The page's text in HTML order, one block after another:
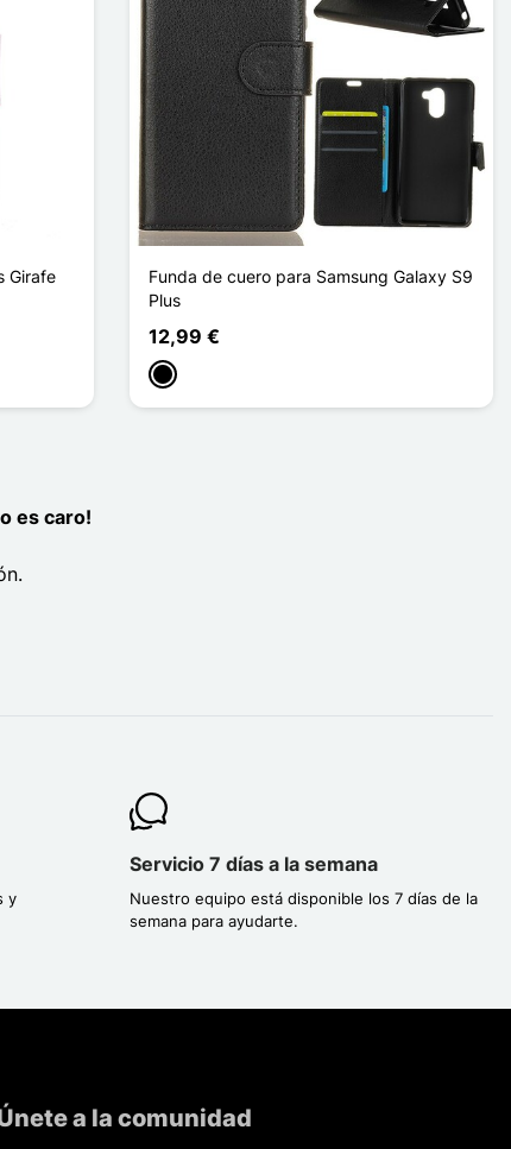
Girafe
Funda de cuero para Samsung Galaxy S9
Plus
12,99 €
Negro
es caro!
y
Servicio 7 días a la semana
Nuestro equipo está disponible los 7 días de la
semana para ayudarte.
a la comunidad